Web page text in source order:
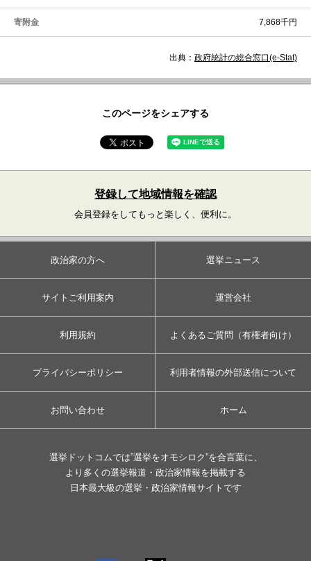
寄附金 7,868千円
出典： 政府統計の総合窓口(e-Stat)
このページをシェアする
登録して地域情報を確認
会員登録をしてもっと楽しく、便利に。
政治家の方へ 選挙ニュース
サイトご利用案内 運営会社
利用規約 よくあるご質問（有権者向け）
プライバシーポリシー 利用者情報の外部送信について
お問い合わせ ホーム
選挙ドットコムでは”選挙をオモシロク”を合言葉に、
より多くの選挙報道・政治家情報を掲載する
日本最大級の選挙・政治家情報サイトです